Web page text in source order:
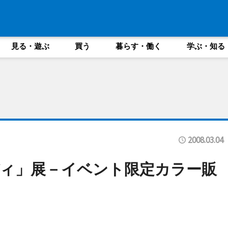
見る・遊ぶ 買う 暮らす・働く 学ぶ・知る
2008.03.04
」展－イベント限定カラー販